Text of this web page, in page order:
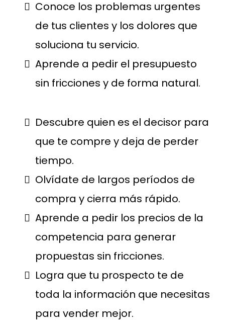
Conoce los problemas urgentes
de tus clientes y los dolores que
soluciona tu servicio.
Aprende a pedir el presupuesto
sin fricciones y de forma natural.
Descubre quien es el decisor para
que te compre y deja de perder
tiempo.
Olvídate de largos períodos de
compra y cierra más rápido.
Aprende a pedir los precios de la
competencia para generar
propuestas sin fricciones.
Logra que tu prospecto te de
toda la información que necesitas
para vender mejor.